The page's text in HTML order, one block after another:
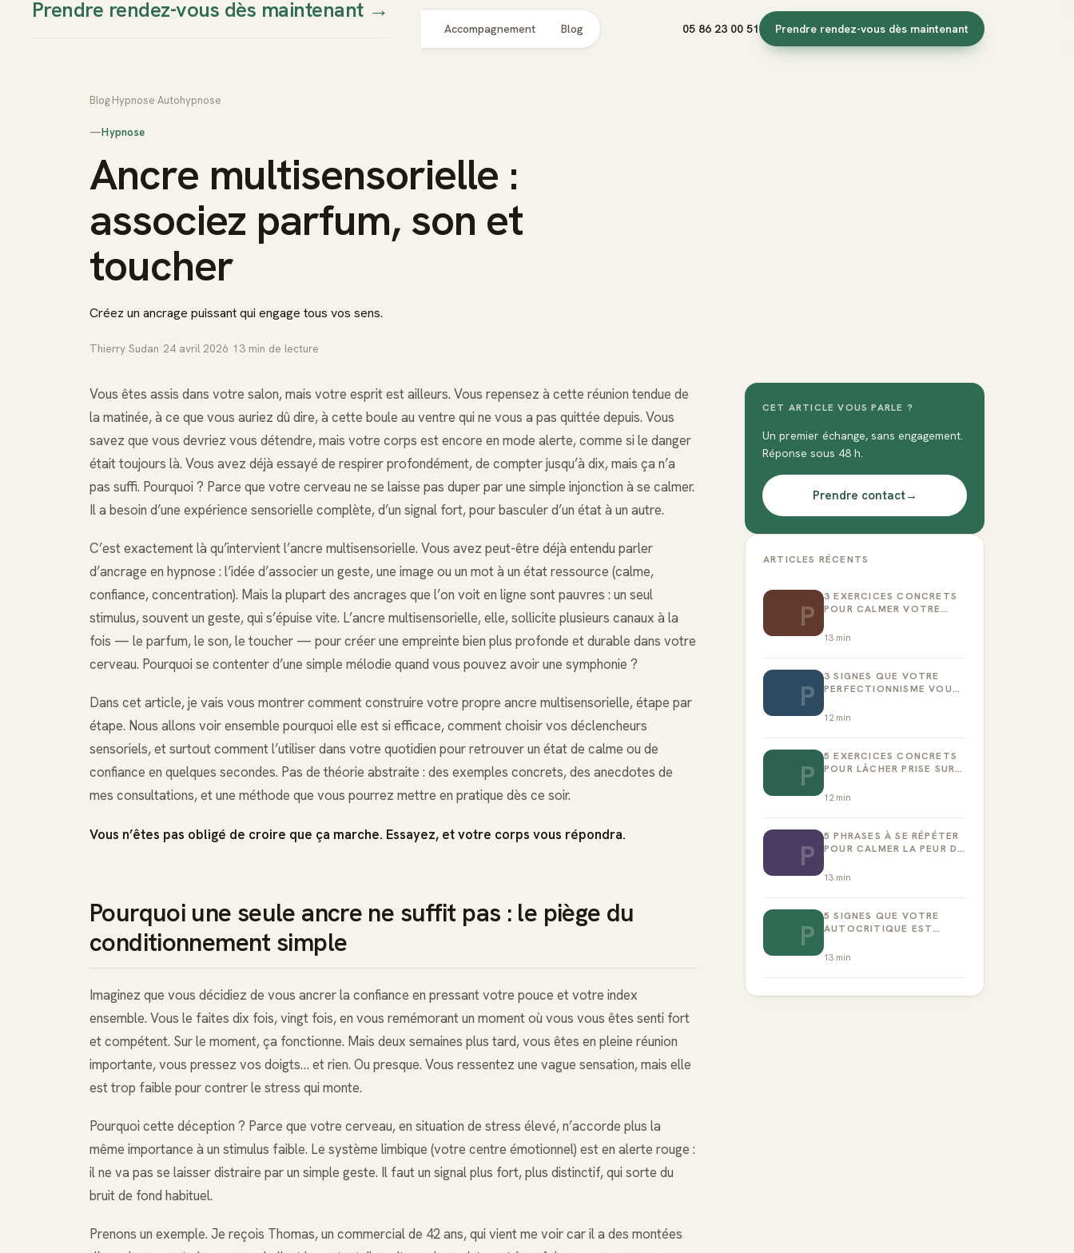
Accompagnement Blog 05 86 23 00 51 Prendre rendez-vous dès maintenant
Prendre rendez-vous dès maintenant→
Blog Hypnose Autohypnose
—Hypnose
Ancre multisensorielle :
associez parfum, son et
toucher
Créez un ancrage puissant qui engage tous vos sens.
Thierry Sudan 24 avril 2026 13 min de lecture
Vous êtes assis dans votre salon, mais votre esprit est ailleurs. Vous repensez à cette réunion tendue de
la matinée, à ce que vous auriez dû dire, à cette boule au ventre qui ne vous a pas quittée depuis. Vous
savez que vous devriez vous détendre, mais votre corps est encore en mode alerte, comme si le danger
était toujours là. Vous avez déjà essayé de respirer profondément, de compter jusqu’à dix, mais ça n’a
pas suffi. Pourquoi ? Parce que votre cerveau ne se laisse pas duper par une simple injonction à se calmer.
Il a besoin d’une expérience sensorielle complète, d’un signal fort, pour basculer d’un état à un autre.
C’est exactement là qu’intervient l’ancre multisensorielle. Vous avez peut-être déjà entendu parler
d’ancrage en hypnose : l’idée d’associer un geste, une image ou un mot à un état ressource (calme,
confiance, concentration). Mais la plupart des ancrages que l’on voit en ligne sont pauvres : un seul
stimulus, souvent un geste, qui s’épuise vite. L’ancre multisensorielle, elle, sollicite plusieurs canaux à la
fois — le parfum, le son, le toucher — pour créer une empreinte bien plus profonde et durable dans votre
cerveau. Pourquoi se contenter d’une simple mélodie quand vous pouvez avoir une symphonie ?
Dans cet article, je vais vous montrer comment construire votre propre ancre multisensorielle, étape par
étape. Nous allons voir ensemble pourquoi elle est si efficace, comment choisir vos déclencheurs
sensoriels, et surtout comment l’utiliser dans votre quotidien pour retrouver un état de calme ou de
confiance en quelques secondes. Pas de théorie abstraite : des exemples concrets, des anecdotes de
mes consultations, et une méthode que vous pourrez mettre en pratique dès ce soir.
Vous n’êtes pas obligé de croire que ça marche. Essayez, et votre corps vous répondra.
Pourquoi une seule ancre ne suffit pas : le piège du
conditionnement simple
Imaginez que vous décidiez de vous ancrer la confiance en pressant votre pouce et votre index
ensemble. Vous le faites dix fois, vingt fois, en vous remémorant un moment où vous vous êtes senti fort
et compétent. Sur le moment, ça fonctionne. Mais deux semaines plus tard, vous êtes en pleine réunion
importante, vous pressez vos doigts… et rien. Ou presque. Vous ressentez une vague sensation, mais elle
est trop faible pour contrer le stress qui monte.
Pourquoi cette déception ? Parce que votre cerveau, en situation de stress élevé, n’accorde plus la
même importance à un stimulus faible. Le système limbique (votre centre émotionnel) est en alerte rouge :
il ne va pas se laisser distraire par un simple geste. Il faut un signal plus fort, plus distinctif, qui sorte du
bruit de fond habituel.
Prenons un exemple. Je reçois Thomas, un commercial de 42 ans, qui vient me voir car il a des montées
CET ARTICLE VOUS PARLE ?
Un premier échange, sans engagement.
Réponse sous 48 h.
Prendre contact→
ARTICLES RÉCENTS
P
3 EXERCICES CONCRETS
POUR CALMER VOTRE
13 min
P
3 SIGNES QUE VOTRE
PERFECTIONNISME VOUS
12min
P
5 EXERCICES CONCRETS
POUR LÂCHER PRISE SUR
12min
P
5 PHRASES À SE RÉPÉTER
POUR CALMER LA PEUR DE
13 min
P
5 SIGNES QUE VOTRE
AUTOCRITIQUE EST
13 min